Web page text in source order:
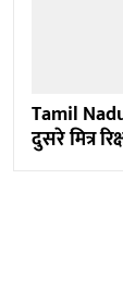
Tamil
दुसरे मित्र